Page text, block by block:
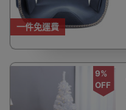
一件免運費
9%
OFF